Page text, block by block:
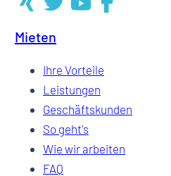
Mieten
Ihre Vorteile
Leistungen
Geschäftskunden
So geht's
Wie wir arbeiten
FAQ